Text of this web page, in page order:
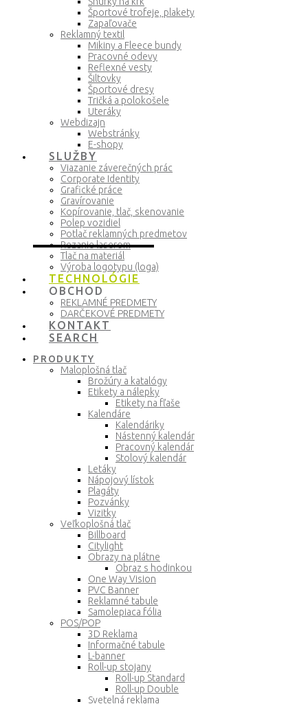
Športové trofeje, plakety
Zapaľovače
Reklamný textil
Mikiny a Fleece bundy
Pracovné odevy
Reflexné vesty
Šiltovky
Športové dresy
Tričká a polokošele
Uteráky
Webdizajn
Webstránky
E-shopy
SLUŽBY
Viazanie záverečných prác
Corporate Identity
Grafické práce
Gravírovanie
Kopírovanie, tlač, skenovanie
Polep vozidiel
Potlač reklamných predmetov
Rezanie laserom
Tlač na materiál
Výroba logotypu (loga)
TECHNOLÓGIE
OBCHOD
REKLAMNÉ PREDMETY
DARČEKOVÉ PREDMETY
KONTAKT
SEARCH
PRODUKTY
Maloplošná tlač
Brožúry a katalógy
Etikety a nálepky
Etikety na fľaše
Kalendáre
Kalendáriky
Nástenný kalendár
Pracovný kalendár
Stolový kalendár
Letáky
Nápojový lístok
Plagáty
Pozvánky
Vizitky
Veľkoplošná tlač
Billboard
Citylight
Obrazy na plátne
Obraz s hodinkou
One Way Vision
PVC Banner
Reklamné tabule
Samolepiaca fólia
POS/POP
3D Reklama
Informačné tabule
L-banner
Roll-up stojany
Roll-up Standard
Roll-up Double
Svetelná reklama